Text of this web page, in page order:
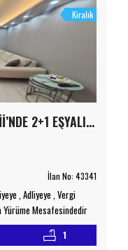
Kiralık
KDZ EREĞLİ ÜST KEMER MEVKİİ’NDE 2+1 EŞYALI KİRALIK DAİRE
İlan No: 43341
, Adliyeye , Vergi
Yürüme Mesafesindedir
Bulunan Dairemiz
Girişlidir Otopark
1